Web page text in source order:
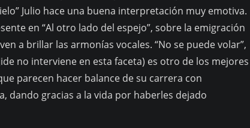
Julio hace una buena interpretación muy emotiva.
en “Al otro lado del espejo”, sobre la emigración
a brillar las armonías vocales. “No se puede volar”,
no interviene en esta faceta) es otro de los mejores
parecen hacer balance de su carrera con
dando gracias a la vida por haberles dejado